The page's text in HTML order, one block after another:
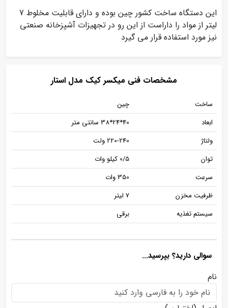
این دستگاه ساخت کشور چین بوده و دارای قابلیت مخلوط 7
لیتر از مواد را داراست از این رو در تجهیزات آشپزخانه صنعتی
نیز مورد استفاده قرار می گیرد
مشخصات فنی میکسر کیک مدل استار
ساخت
چین
ابعاد
40*24*38 سانتی متر
ولتاژ
220-240 ولت
توان
0/5 کیلو وات
سرعت
350 وات
ظرفیت مخزن
7 لیتر
سیستم تغذیه
برقی
سوالی دارید؟ بپرسید...
نام